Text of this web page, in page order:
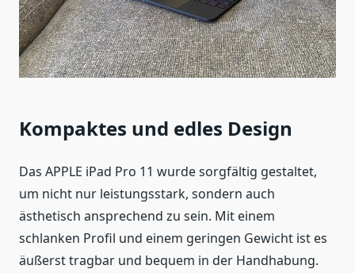
Kompaktes und edles Design
Das APPLE iPad Pro 11 wurde sorgfältig gestaltet,
um nicht nur leistungsstark, sondern auch
ästhetisch ansprechend zu sein. Mit einem
schlanken Profil und einem geringen Gewicht ist es
äußerst tragbar und bequem in der Handhabung.